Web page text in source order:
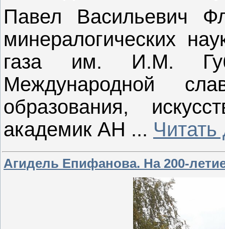
Павел Васильевич
минералогических
газа им. И.М.
Международной
образования,
академик АН ...
Агидель Епифанова. На 200-